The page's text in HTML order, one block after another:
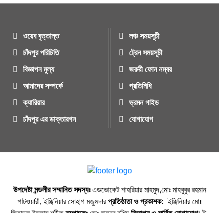
ওয়েব বৃত্তান্ত
চাঁদপুর পরিচিতি
বিজ্ঞাপন মুল্য
আমাদের সম্পর্কে
ক্যারিয়ার
চাঁদপুর এর ডাক্তারগন
লঞ্চ সময়সূচী
ট্রেন সময়সূচী
জরুরী ফোন নম্বর
প্রতিনিধি
ভ্রমন গাইড
যোগাযোগ
উপদেষ্টা মন্ডলীর সম্মানিত সদস্যঃএডভোকেট শাহরিয়ার মাহমুদ,মোঃ মাহবুবুর রহমান
পাটওয়ারী, ইঞ্জিনিয়ার সোহাগ মজুমদারপ্রতিষ্ঠাতা ও প্রকাশক: ইঞ্জিনিয়ার মোঃ